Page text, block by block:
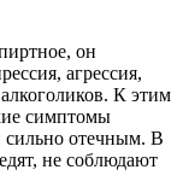
он
агрессия,
К этим
симптомы
сильно отечным. В
не соблюдают